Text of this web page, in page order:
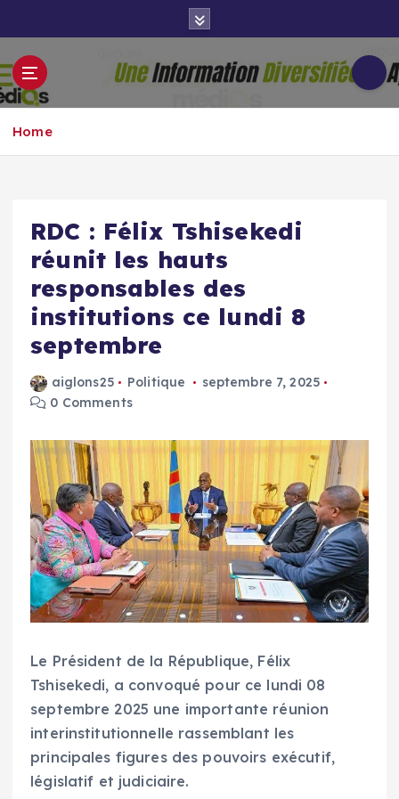
p
t
o
o
Groupe Aigle
Médias
Home
RDC : Félix Tshisekedi
réunit les hauts
responsables des
institutions ce lundi 8
septembre
aiglons25 Politique
septembre 7, 2025
0 Comments
Le Président de la République, Félix
Tshisekedi, a convoqué pour ce lundi 08
septembre 2025 une importante réunion
interinstitutionnelle rassemblant les
principales figures des pouvoirs exécutif,
législatif et judiciaire.